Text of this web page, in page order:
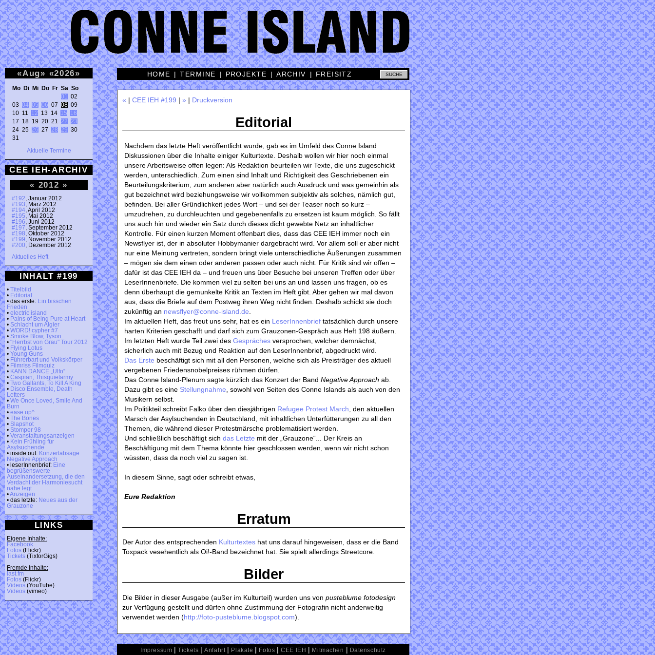
«Aug» «2026»
Mo Di Mi Do Fr Sa So
01
02
03 04 05 06 07 08 09
10 11 12 13 14 15
16
17 18 19 20 21 22
23
24 25 26 27 28 29 30
31
Aktuelle Termine
CEE IEH-ARCHIV
« 2012 »
#192 , Januar 2012
#193 , März 2012
#194 , April 2012
#195 , Mai 2012
#196 , Juni 2012
#197 , September 2012
#198 , Oktober 2012
#199 , November 2012
#200 , Dezember 2012
Aktuelles Heft
INHALT #199
• Titelbild
• Editorial
• das erste: Ein bisschen
Frieden
• electric island
• Pains of Being Pure at Heart
• Schlacht um Algier
• WORD! cypher #7
• Smoke Blow, Tyson
• "Herrbst von Grau" Tour 2012
• Flying Lotus
• Young Guns
• Führerbart und Volkskörper
• Filmriss Filmquiz
• KANN DANCE „Ulfo“
• Caspian, Thisquietarmy
• Two Gallants, To Kill A King
• Disco Ensemble, Death
Letters
• We Once Loved, Smile And
Burn
• ease up^
• The Bones
• Slapshot
• Stomper 98
• Veranstaltungsanzeigen
• Kein Frühling für
Asylsuchende
• inside out: Konzertabsage
Negative Approach
• leserInnenbrief: Eine
begrüßenswerte
Auseinandersetzung, die den
Verdacht der Harmoniesucht
nahe legt
•Anzeigen
• das letzte: Neues aus der
Grauzone
LINKS
Eigene Inhalte:
Facebook
Fotos (Flickr)
Tickets (TixforGigs)
Fremde Inhalte:
last.fm
Fotos (Flickr)
Videos (YouTube)
Videos (vimeo)
HOME |TERMINE | PROJEKTE |ARCHIV | FREISITZ
« | CEE IEH #199 | » | Druckversion
Editorial
Nachdem das letzte Heft veröffentlicht wurde, gab es im Umfeld des Conne Island
Diskussionen über die Inhalte einiger Kulturtexte. Deshalb wollen wir hier noch einmal
unsere Arbeitsweise offen legen: Als Redaktion beurteilen wir Texte, die uns zugeschickt
werden, unterschiedlich. Zum einen sind Inhalt und Richtigkeit des Geschriebenen ein
Beurteilungskriterium, zum anderen aber natürlich auch Ausdruck und was gemeinhin als
gut bezeichnet wird beziehungsweise wir vollkommen subjektiv als solches, nämlich gut,
befinden. Bei aller Gründlichkeit jedes Wort – und sei der Teaser noch so kurz –
umzudrehen, zu durchleuchten und gegebenenfalls zu ersetzen ist kaum möglich. So fällt
uns auch hin und wieder ein Satz durch dieses dicht gewebte Netz an inhaltlicher
Kontrolle. Für einen kurzen Moment offenbart dies, dass das CEE IEH immer noch ein
Newsflyer ist, der in absoluter Hobbymanier dargebracht wird. Vor allem soll er aber nicht
nur eine Meinung vertreten, sondern bringt viele unterschiedliche Äußerungen zusammen
– mögen sie dem einen oder anderen passen oder auch nicht. Für Kritik sind wir offen –
dafür ist das CEE IEH da – und freuen uns über Besuche bei unseren Treffen oder über
LeserInnenbriefe. Die kommen viel zu selten bei uns an und lassen uns fragen, ob es
denn überhaupt die gemunkelte Kritik an Texten im Heft gibt. Aber gehen wir mal davon
aus, dass die Briefe auf dem Postweg ihren Weg nicht finden. Deshalb schickt sie doch
zukünftig an newsflyer@conne-island.de
Im aktuellen Heft, das freut uns sehr, hat es ein LeserInnenbrief tatsächlich durch unsere
harten Kriterien geschafft und darf sich zum Grauzonen-Gespräch aus Heft 198 äußern.
Im letzten Heft wurde Teil zwei des Gespräches versprochen, welcher demnächst,
sicherlich auch mit Bezug und Reaktion auf den LeserInnenbrief, abgedruckt wird.
Das Erste beschäftigt sich mit all den Personen, welche sich als Preisträger des aktuell
vergebenen Friedensnobelpreises rühmen dürfen.
Das Conne Island-Plenum sagte kürzlich das Konzert der Band Negative Approach ab.
Dazu gibt es eine Stellungnahme , sowohl von Seiten des Conne Islands als auch von den
Musikern selbst.
Im Politikteil schreibt Falko über den diesjährigen Refugee Protest March , den aktuellen
Marsch der Asylsuchenden in Deutschland, mit inhaltlichen Unterfütterungen zu all den
Themen, die während dieser Protestmärsche problematisiert werden.
Und schließlich beschäftigt sich das Letzte mit der „Grauzone“... Der Kreis an
Beschäftigung mit dem Thema könnte hier geschlossen werden, wenn wir nicht schon
wüssten, dass da noch viel zu sagen ist.
In diesem Sinne, sagt oder schreibt etwas,
Eure Redaktion
Erratum
Der Autor des entsprechenden Kulturtextes hat uns darauf hingeweisen, dass er die Band
Toxpack vesehentlich als Oi!-Band bezeichnet hat. Sie spielt allerdings Streetcore.
Bilder
Die Bilder in dieser Ausgabe (außer im Kulturteil) wurden uns von pusteblume fotodesign
zur Verfügung gestellt und dürfen ohne Zustimmung der Fotografin nicht anderweitig
verwendet werden (http://foto-pusteblume.blogspot.com).
Impressum |Tickets |Anfahrt | Plakate | Fotos |CEE IEH | Mitmachen | Datenschutz